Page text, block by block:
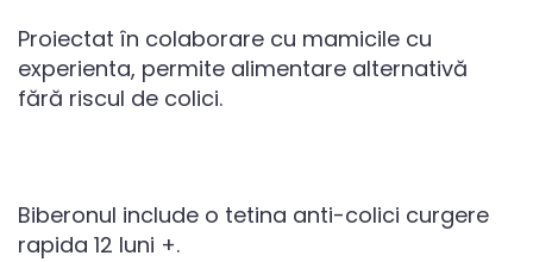
Proiectat în colaborare cu mamicile cu
experienta, permite alimentare alternativă
fără riscul de colici.
Biberonul include o tetina anti-colici curgere
rapida 12 luni +.